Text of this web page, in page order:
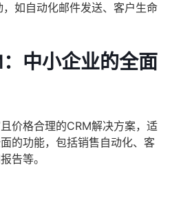
如自动化邮件发送、客户生命
中小企业的全面
价格合理的CRM解决方案，适
的功能，包括销售自动化、客
告等。